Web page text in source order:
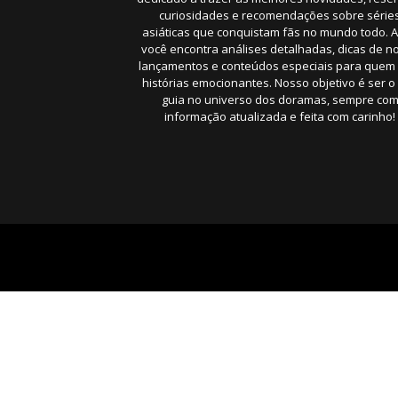
curiosidades e recomendações sobre
asiáticas que conquistam fãs no mundo todo.
você encontra análises detalhadas, dicas de
lançamentos e conteúdos especiais para quem
histórias emocionantes. Nosso objetivo é ser o
guia no universo dos doramas, sempre com
informação atualizada e feita com carinho!